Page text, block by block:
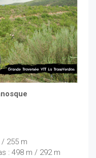
255 m
: 498 m / 292 m